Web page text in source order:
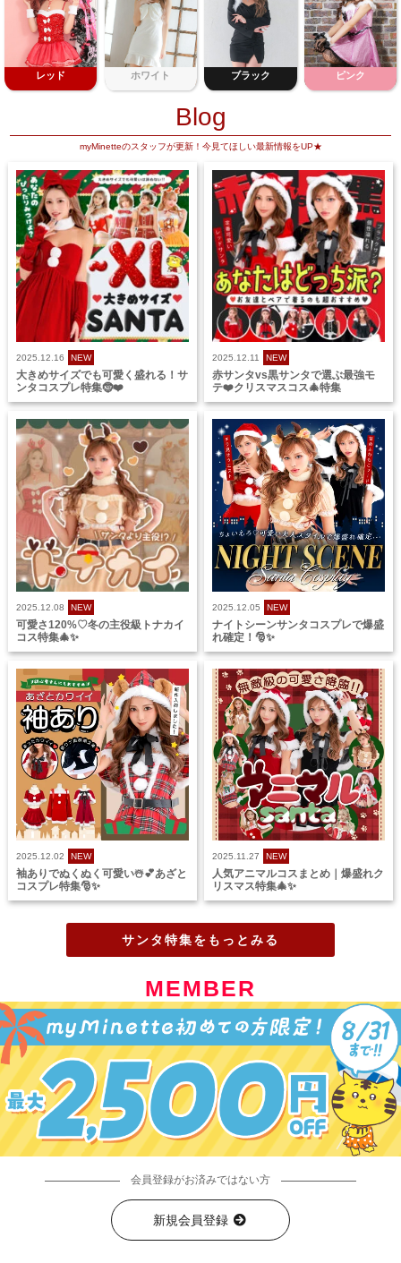
レッド ホワイト ブラック ピンク
Blog
myMinetteのスタッフが更新！今見てほしい最新情報をUP★
2025.12.16 NEW
大きめサイズでも可愛く盛れる！サ
ンタコスプレ特集🤶❤️
2025.12.11 NEW
赤サンタvs黒サンタで選ぶ最強モ
テ❤️クリスマスコス🎄特集
2025.12.08 NEW
可愛さ120%♡冬の主役級トナカイ
コス特集🎄✨
2025.12.05 NEW
ナイトシーンサンタコスプレで爆盛
れ確定！🎅✨
2025.12.02 NEW
袖ありでぬくぬく可愛い☃️💕あざと
コスプレ特集🎅✨
2025.11.27 NEW
人気アニマルコスまとめ｜爆盛れク
リスマス特集🎄✨
サンタ特集をもっとみる
MEMBER
会員登録がお済みではない方
新規会員登録